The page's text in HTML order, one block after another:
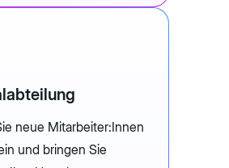
neue Mitarbeiter:Innen
und bringen Sie